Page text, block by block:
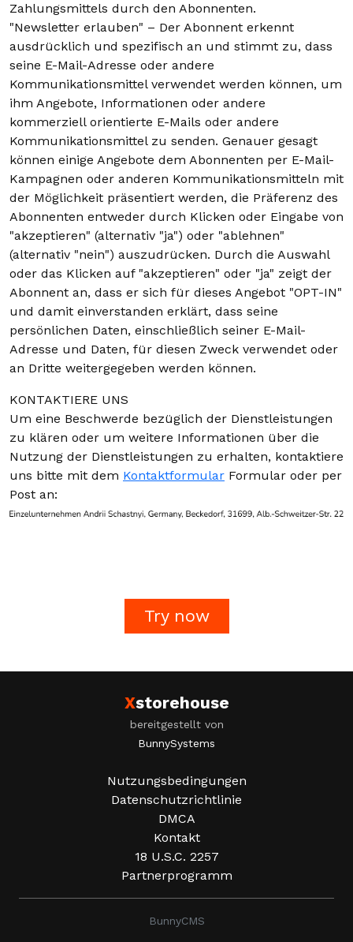
Zahlungsmittels durch den Abonnenten.
"Newsletter erlauben" – Der Abonnent erkennt
ausdrücklich und spezifisch an und stimmt zu, dass
seine E-Mail-Adresse oder andere
Kommunikationsmittel verwendet werden können, um
ihm Angebote, Informationen oder andere
kommerziell orientierte E-Mails oder andere
Kommunikationsmittel zu senden. Genauer gesagt
können einige Angebote dem Abonnenten per E-Mail-
Kampagnen oder anderen Kommunikationsmitteln mit
der Möglichkeit präsentiert werden, die Präferenz des
Abonnenten entweder durch Klicken oder Eingabe von
"akzeptieren" (alternativ "ja") oder "ablehnen"
(alternativ "nein") auszudrücken. Durch die Auswahl
oder das Klicken auf "akzeptieren" oder "ja" zeigt der
Abonnent an, dass er sich für dieses Angebot "OPT-IN"
und damit einverstanden erklärt, dass seine
persönlichen Daten, einschließlich seiner E-Mail-
Adresse und Daten, für diesen Zweck verwendet oder
an Dritte weitergegeben werden können.
KONTAKTIERE UNS
Um eine Beschwerde bezüglich der Dienstleistungen
zu klären oder um weitere Informationen über die
Nutzung der Dienstleistungen zu erhalten, kontaktiere
uns bitte mit dem Kontaktformular Formular oder per
Post an:
Try now
Xstorehouse
bereitgestellt von
BunnySystems
Nutzungsbedingungen
Datenschutzrichtlinie
DMCA
Kontakt
18 U.S.C. 2257
Partnerprogramm
BunnyCMS